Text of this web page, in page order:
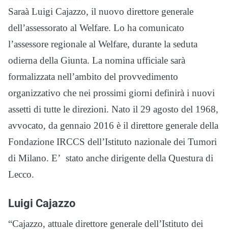
Saraà Luigi Cajazzo, il nuovo direttore generale
dell’assessorato al Welfare. Lo ha comunicato
l’assessore regionale al Welfare, durante la seduta
odierna della Giunta. La nomina ufficiale sarà
formalizzata nell’ambito del provvedimento
organizzativo che nei prossimi giorni definirà i nuovi
assetti di tutte le direzioni. Nato il 29 agosto del 1968,
avvocato, da gennaio 2016 è il direttore generale della
Fondazione IRCCS dell’Istituto nazionale dei Tumori
di Milano. E’ stato anche dirigente della Questura di
Lecco.
Luigi Cajazzo
“Cajazzo, attuale direttore generale dell’Istituto dei